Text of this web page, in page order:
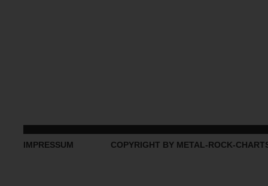
IMPRESSUM COPYRIGHT BY METAL-ROCK-